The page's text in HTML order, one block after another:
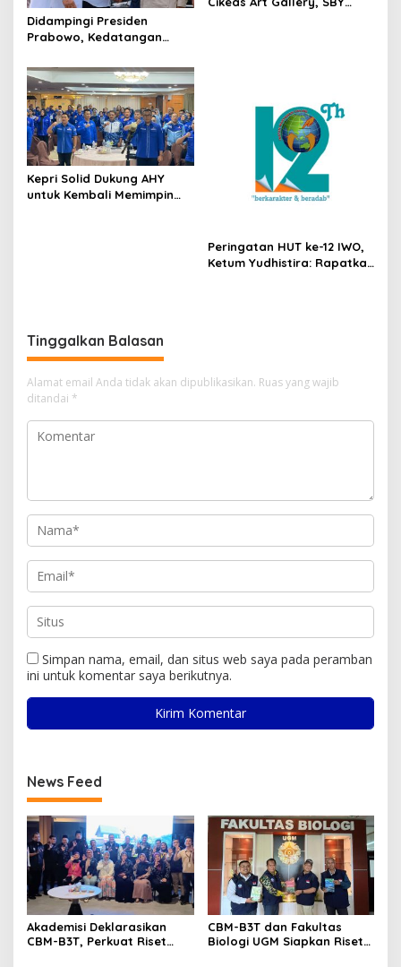
Didampingi Presiden
Prabowo, Kedatangan
Borodur Disambut Menteri
Ekraf
Kepri Solid Dukung AHY
untuk Kembali Memimpin
Peringatan HUT ke-12 IWO,
Ketum Yudhistira: Rapatkan
Tinggalkan Balasan
Alamat email Anda tidak akan dipublikasikan. Ruas yang wajib
ditandai *
Simpan nama, email, dan situs web saya pada peramban
ini untuk komentar saya berikutnya.
News Feed
Akademisi Deklarasikan
CBM-B3T, Perkuat Riset
CBM-B3T dan Fakultas
Biologi UGM Siapkan Riset